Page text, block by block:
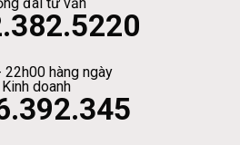
22h00 hàng ngày
Kinh doanh